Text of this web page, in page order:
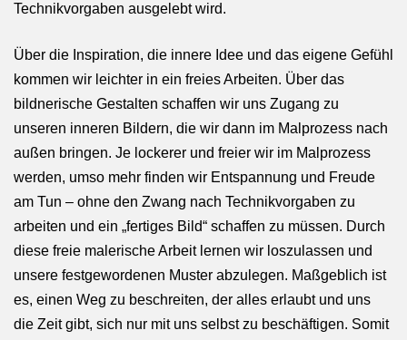
Technikvorgaben ausgelebt wird.
Über die Inspiration, die innere Idee und das eigene Gefühl
kommen wir leichter in ein freies Arbeiten. Über das
bildnerische Gestalten schaffen wir uns Zugang zu
unseren inneren Bildern, die wir dann im Malprozess nach
außen bringen. Je lockerer und freier wir im Malprozess
werden, umso mehr finden wir Entspannung und Freude
am Tun – ohne den Zwang nach Technikvorgaben zu
arbeiten und ein „fertiges Bild“ schaffen zu müssen. Durch
diese freie malerische Arbeit lernen wir loszulassen und
unsere festgewordenen Muster abzulegen. Maßgeblich ist
es, einen Weg zu beschreiten, der alles erlaubt und uns
die Zeit gibt, sich nur mit uns selbst zu beschäftigen. Somit